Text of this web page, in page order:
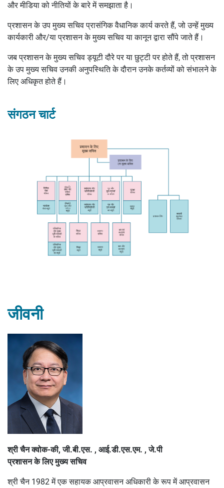
और मीडिया को नीतियों के बारे में समझाता है।
प्रशासन के उप मुख्य सचिव प्रासंगिक वैधानिक कार्य करते हैं, जो उन्हें मुख्य
कार्यकारी और/या प्रशासन के मुख्य सचिव या कानून द्वारा सौंपे जाते हैं।
जब प्रशासन के मुख्य सचिव ड्यूटी दौरे पर या छुट्टी पर होते हैं, तो प्रशासन
के उप मुख्य सचिव उनकी अनुपस्थिति के दौरान उनके कर्तव्यों को संभालने के
लिए अधिकृत होते हैं।
संगठन चार्ट
जीवनी
श्री चैन क्वोक-की, जी.बी.एस. , आई.डी.एस.एम. , जे.पी
प्रशासन के लिए मुख्य सचिव
श्री चैन 1982 में एक सहायक आप्रवासन अधिकारी के रूप में आप्रवासन